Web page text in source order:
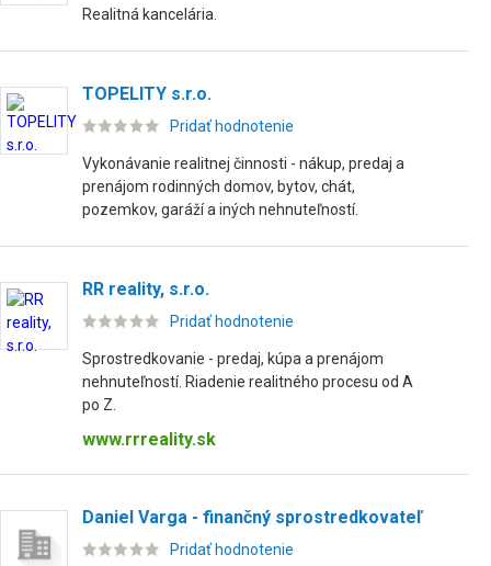
Realitná kancelária.
TOPELITY s.r.o.
Pridať hodnotenie
Vykonávanie realitnej činnosti - nákup, predaj a
prenájom rodinných domov, bytov, chát,
pozemkov, garáží a iných nehnuteľností.
RR reality, s.r.o.
Pridať hodnotenie
Sprostredkovanie - predaj, kúpa a prenájom
nehnuteľností. Riadenie realitného procesu od A
po Z.
www.rrreality.sk
Daniel Varga - finančný sprostredkovateľ
Pridať hodnotenie